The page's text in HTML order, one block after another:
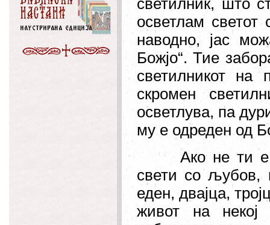
светилник, што
осветлам
наводно, јас
Божјо“. Тие
светилникот
скромен
осветлува, па
му е одреден од
Ако не ти
свети со љубов,
еден, двајца,
живот на некој